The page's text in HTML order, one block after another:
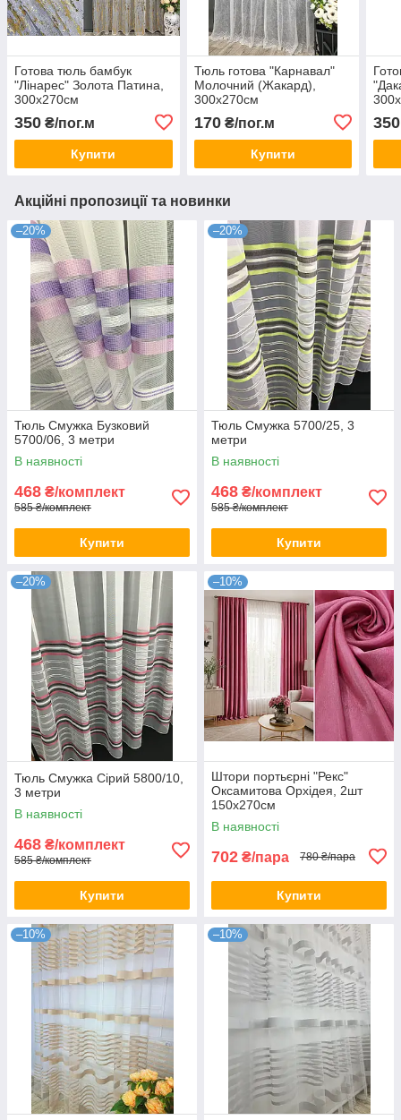
Готова тюль бамбук
"Лінарес" Золота Патина,
300х270см
350 ₴/пог.м
Купити
Тюль готова "Карнавал"
Молочний (Жакард),
300х270см
170₴/пог.м
Купити
350
Акційні пропозиції та новинки
–20%
Тюль Смужка Бузковий
5700/06, 3 метри
В наявності
468 ₴/комплект
585 ₴/комплект
Купити
–20%
Тюль Смужка 5700/25, 3
метри
В наявності
468 ₴/комплект
585 ₴/комплект
Купити
–20%
Тюль Смужка Сірий 5800/10,
3 метри
В наявності
468 ₴/комплект
585 ₴/комплект
Купити
–10%
Штори портьєрні "Рекс"
Оксамитова Орхідея, 2шт
150х270см
В наявності
702 ₴/пара 780 ₴/пара
Купити
–10% –10%